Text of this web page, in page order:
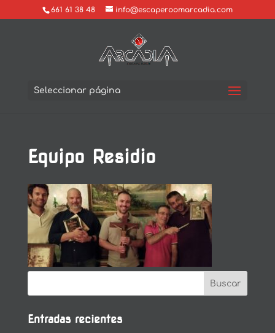
661 61 38 48 info@escaperoomarcadia.com
Seleccionar página
Equipo Residio
Entradas recientes